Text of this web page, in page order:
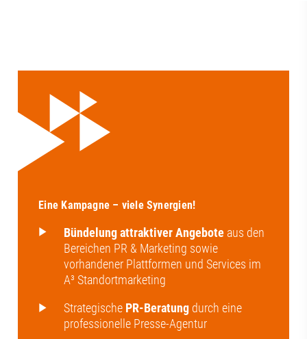
Eine Kampagne – viele Synergien!
Bündelung attraktiver Angebote aus den
Bereichen PR & Marketing sowie
vorhandener Plattformen und Services im
A³ Standortmarketing
Strategische PR-Beratung durch eine
professionelle Presse-Agentur